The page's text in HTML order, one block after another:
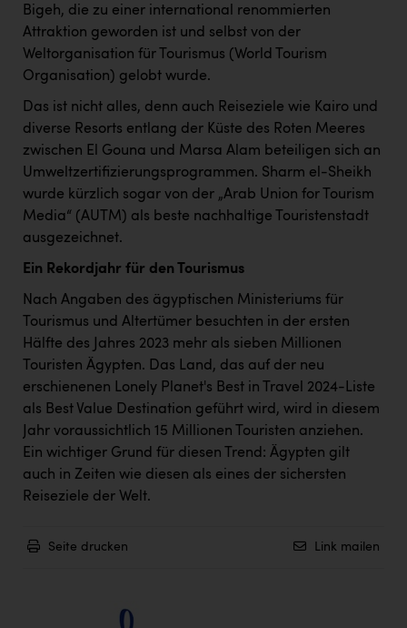
Bigeh, die zu einer international renommierten
Attraktion geworden ist und selbst von der
Weltorganisation für Tourismus (World Tourism
Organisation) gelobt wurde.
Das ist nicht alles, denn auch Reiseziele wie Kairo und
diverse Resorts entlang der Küste des Roten Meeres
zwischen El Gouna und Marsa Alam beteiligen sich an
Umweltzertifizierungsprogrammen. Sharm el-Sheikh
wurde kürzlich sogar von der „Arab Union for Tourism
Media“ (AUTM) als beste nachhaltige Touristenstadt
ausgezeichnet.
Ein Rekordjahr für den Tourismus
Nach Angaben des ägyptischen Ministeriums für
Tourismus und Altertümer besuchten in der ersten
Hälfte des Jahres 2023 mehr als sieben Millionen
Touristen Ägypten. Das Land, das auf der neu
erschienenen Lonely Planet's Best in Travel 2024-Liste
als Best Value Destination geführt wird, wird in diesem
Jahr voraussichtlich 15 Millionen Touristen anziehen.
Ein wichtiger Grund für diesen Trend: Ägypten gilt
auch in Zeiten wie diesen als eines der sichersten
Reiseziele der Welt.
Seite drucken Link mailen